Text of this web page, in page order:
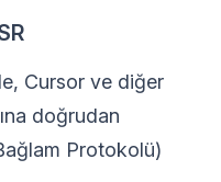
Cursor ve diğer
doğrudan
Protokolü)